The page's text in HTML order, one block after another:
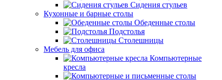
Сидения стульев
Кухонные и барные столы
Обеденные столы
Подстолья
Столешницы
Мебель для офиса
Компьютерные
кресла